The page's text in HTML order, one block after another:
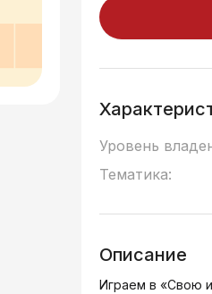
Уровень
Тематика:
Описание
Играем в «Свою